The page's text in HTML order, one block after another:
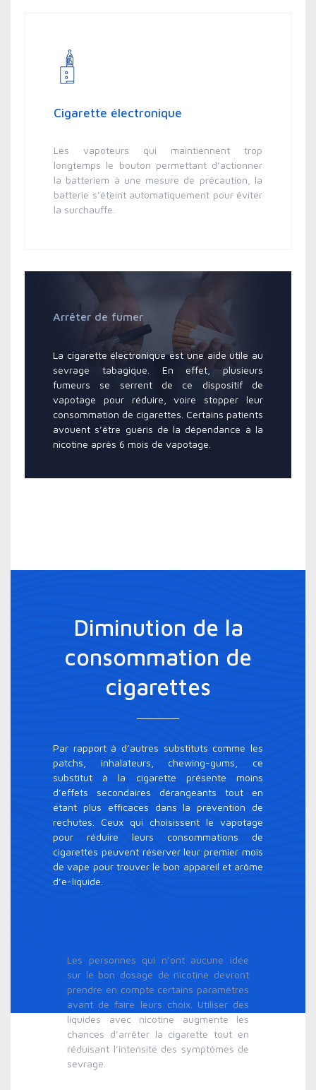
Cigarette électronique
Les vapoteurs qui maintiennent trop
longtemps le bouton permettant d’actionner
la batteriem à une mesure de précaution, la
batterie s’éteint automatiquement pour éviter
la surchauffe.
Arrêter de fumer
La cigarette électronique est une aide utile au
sevrage tabagique. En effet, plusieurs
fumeurs se serrent de ce dispositif de
vapotage pour réduire, voire stopper leur
consommation de cigarettes. Certains patients
avouent s’être guéris de la dépendance à la
nicotine après 6 mois de vapotage.
Diminution de la
consommation de
cigarettes
Par rapport à d’autres substituts comme les
patchs, inhalateurs, chewing-gums, ce
substitut à la cigarette présente moins
d’effets secondaires dérangeants tout en
étant plus efficaces dans la prévention de
rechutes. Ceux qui choisissent le vapotage
pour réduire leurs consommations de
cigarettes peuvent réserver leur premier mois
de vape pour trouver le bon appareil et arôme
d’e-liquide.
Les personnes qui n’ont aucune idée
sur le bon dosage de nicotine devront
prendre en compte certains paramètres
avant de faire leurs choix. Utiliser des
liquides avec nicotine augmente les
chances d’arrêter la cigarette tout en
réduisant l’intensité des symptômes de
sevrage.